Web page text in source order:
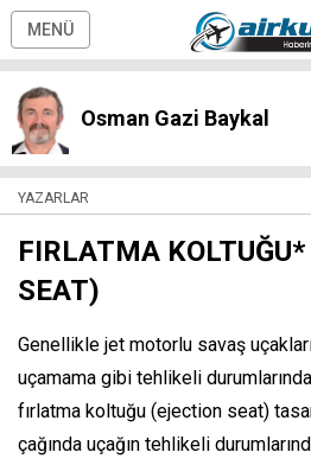
MENÜ
Osman Gazi Baykal
YAZARLAR
FIRLATMA
SEAT)
Genellikle jet motorlu savaş
uçamama gibi tehlikeli
fırlatma koltuğu (ejection seat)
çağında uçağın tehlikeli